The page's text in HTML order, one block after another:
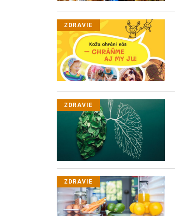
ZDRAVIE
ZDRAVIE
ZDRAVIE